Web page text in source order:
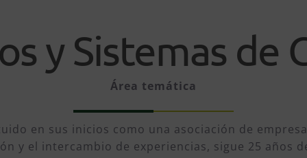
y Sistemas de
Área temática
en sus inicios como una asociación de
y el intercambio de experiencias, sigue 25 años